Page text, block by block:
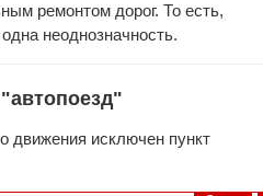
ремонтом дорог. То есть,
неоднозначность.
движения исключен пункт